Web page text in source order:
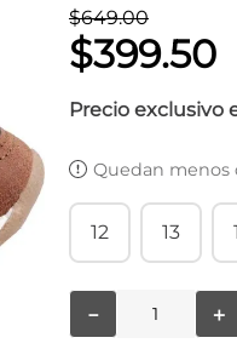
$649.00
$399.50
Precio exclusivo
Quedan menos
12 13
＋
－